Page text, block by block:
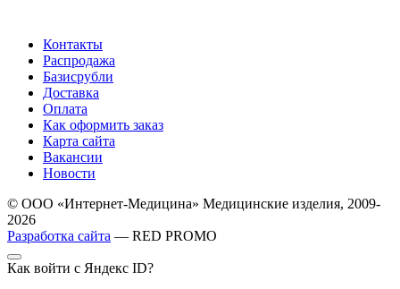
Контакты
Распродажа
Базисрубли
Доставка
Оплата
Как оформить заказ
Карта сайта
Вакансии
Новости
© ООО «Интернет-Медицина» Медицинские изделия, 2009-
2026
Разработка сайта — RED PROMO
Как войти с Яндекс ID?